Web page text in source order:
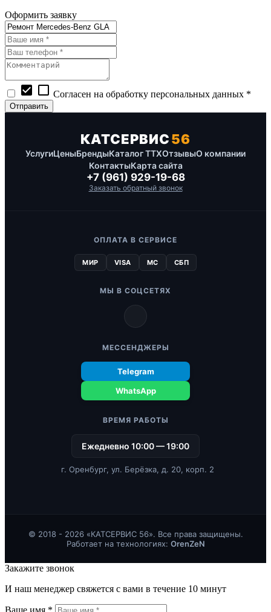
Оформить заявку
check_box check_box_outline_blank Согласен на обработку персональных данных *
КАТСЕРВИС56
УслугиЦеныБрендыКаталог ТТХОтзывыО компании
КонтактыКарта сайта
+7 (961) 929-19-68
Заказать обратный звонок
ОПЛАТА В СЕРВИСЕ
МИР VISA MC СБП
МЫ В СОЦСЕТЯХ
МЕССЕНДЖЕРЫ
Telegram
WhatsApp
ВРЕМЯ РАБОТЫ
Ежедневно 10:00 — 19:00
г. Оренбург, ул. Берёзка, д. 20, корп. 2
© 2018 - 2026 «КАТСЕРВИС 56». Все права защищены.
Работает на технологиях: OrenZeN
Закажите звонок
И наш менеджер свяжется с вами в течение 10 минут
Ваше имя *